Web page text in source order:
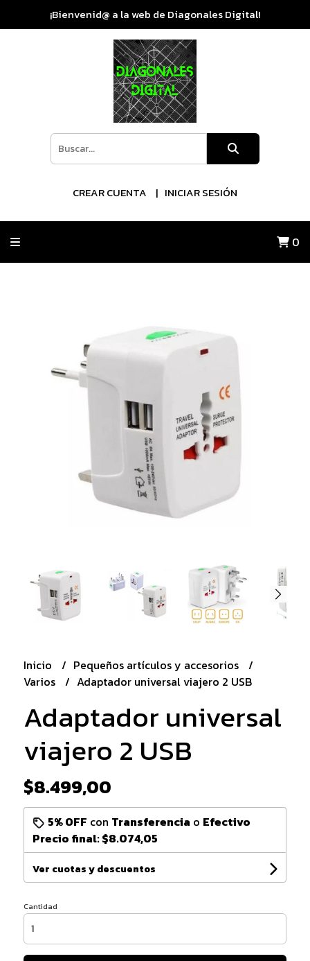
¡Bienvenid@ a la web de Diagonales Digital!
CREAR CUENTA INICIAR SESIÓN
0
Inicio
Pequeños artículos y accesorios
Varios
Adaptador universal viajero 2 USB
Adaptador universal
viajero 2 USB
$8.499,00
5% OFF con Transferencia o Efectivo
Precio final:$8.074,05
Ver cuotas y descuentos
Cantidad